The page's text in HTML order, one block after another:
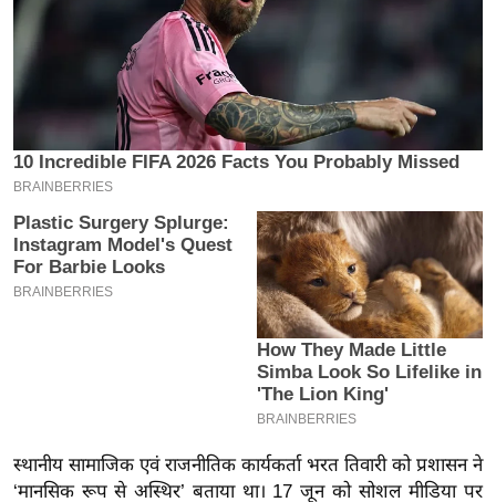
I
P
L
2
6
क्रा
इ
म
मि
सा
स्थानीय सामाजिक एवं राजनीतिक कार्यकर्ता भरत तिवारी को प्रशासन ने
‘मानसिक रूप से अस्थिर’ बताया था। 17 जून को सोशल मीडिया पर